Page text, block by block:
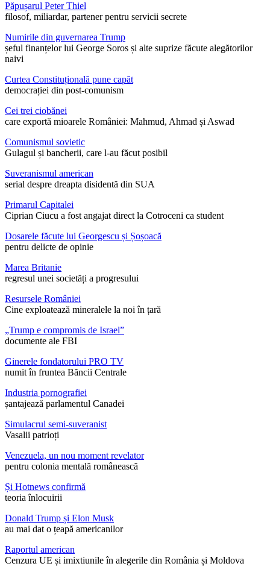
Păpușarul Peter Thiel
filosof, miliardar, partener pentru servicii secrete
Numirile din guvernarea Trump
șeful finanțelor lui George Soros și alte suprize făcute alegătorilor
naivi
Curtea Constituțională pune capăt
democrației din post-comunism
Cei trei ciobănei
care exportă mioarele României: Mahmud, Ahmad și Aswad
Comunismul sovietic
Gulagul și bancherii, care l-au făcut posibil
Suveranismul american
serial despre dreapta disidentă din SUA
Primarul Capitalei
Ciprian Ciucu a fost angajat direct la Cotroceni ca student
Dosarele făcute lui Georgescu și Șoșoacă
pentru delicte de opinie
Marea Britanie
regresul unei societăți a progresului
Resursele României
Cine exploatează mineralele la noi în țară
„Trump e compromis de Israel”
documente ale FBI
Ginerele fondatorului PRO TV
numit în fruntea Băncii Centrale
Industria pornografiei
șantajează parlamentul Canadei
Simulacrul semi-suveranist
Vasalii patrioți
Venezuela, un nou moment revelator
pentru colonia mentală românească
Și Hotnews confirmă
teoria înlocuirii
Donald Trump și Elon Musk
au mai dat o țeapă americanilor
Raportul american
Cenzura UE și imixtiunile în alegerile din România și Moldova